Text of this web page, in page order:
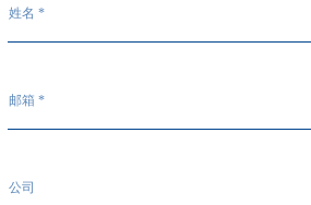
姓名 *
邮箱 *
公司